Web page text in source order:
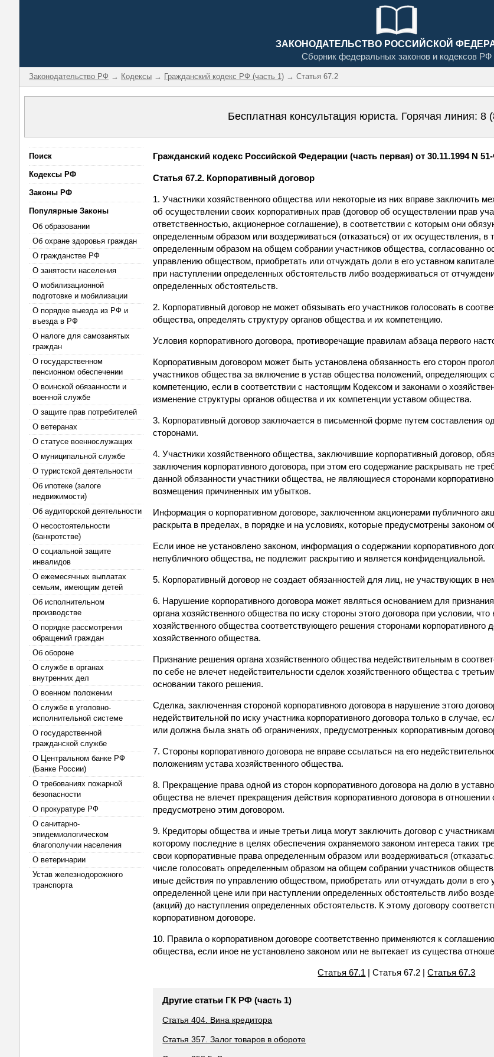
ЗАКОНОДАТЕЛЬСТВО РОССИЙСКОЙ
Сборник федеральных законов и кодексов РФ
Законодательство РФ → Кодексы → Гражданский кодекс РФ (часть 1) → Статья 67.2
Бесплатная консультация юриста. Горячая линия: 8
Поиск
Кодексы РФ
Законы РФ
Популярные Законы
Об образовании
Об охране здоровья граждан
О гражданстве РФ
О занятости населения
О мобилизационной
подготовке и мобилизации
О порядке выезда из РФ и
въезда в РФ
О налоге для самозанятых
граждан
О государственном
пенсионном обеспечении
О воинской обязанности и
военной службе
О защите прав потребителей
О ветеранах
О статусе военнослужащих
О муниципальной службе
О туристской деятельности
Об ипотеке (залоге
недвижимости)
Об аудиторской деятельности
О несостоятельности
(банкротстве)
О социальной защите
инвалидов
О ежемесячных выплатах
семьям, имеющим детей
Об исполнительном
производстве
О порядке рассмотрения
обращений граждан
Об обороне
О службе в органах
внутренних дел
О военном положении
О службе в уголовно-
исполнительной системе
О государственной
гражданской службе
О Центральном банке РФ
(Банке России)
О требованиях пожарной
безопасности
О прокуратуре РФ
О санитарно-
эпидемиологическом
благополучии населения
О ветеринарии
Устав железнодорожного
транспорта
Гражданский кодекс Российской Федерации (часть первая) от 30.11.1994 N
Статья 67.2. Корпоративный договор
1. Участники хозяйственного общества или некоторые из них вправе заключить
об осуществлении своих корпоративных прав (договор об осуществлении прав
ответственностью, акционерное соглашение), в соответствии с которым они
определенным образом или воздерживаться (отказаться) от их осуществления, в
определенным образом на общем собрании участников общества, согласованно
управлению обществом, приобретать или отчуждать доли в его уставном
при наступлении определенных обстоятельств либо воздерживаться от
определенных обстоятельств.
2. Корпоративный договор не может обязывать его участников голосовать в
общества, определять структуру органов общества и их компетенцию.
Условия корпоративного договора, противоречащие правилам абзаца первого
Корпоративным договором может быть установлена обязанность его сторон
участников общества за включение в устав общества положений, определяющих
компетенцию, если в соответствии с настоящим Кодексом и законами о
изменение структуры органов общества и их компетенции уставом общества.
3. Корпоративный договор заключается в письменной форме путем составления
сторонами.
4. Участники хозяйственного общества, заключившие корпоративный договор,
заключения корпоративного договора, при этом его содержание раскрывать не
данной обязанности участники общества, не являющиеся сторонами
возмещения причиненных им убытков.
Информация о корпоративном договоре, заключенном акционерами публичного
раскрыта в пределах, в порядке и на условиях, которые предусмотрены законом
Если иное не установлено законом, информация о содержании корпоративного
непубличного общества, не подлежит раскрытию и является конфиденциальной.
5. Корпоративный договор не создает обязанностей для лиц, не участвующих в
6. Нарушение корпоративного договора может являться основанием для
органа хозяйственного общества по иску стороны этого договора при условии,
хозяйственного общества соответствующего решения сторонами корпоративного
хозяйственного общества.
Признание решения органа хозяйственного общества недействительным в
по себе не влечет недействительности сделок хозяйственного общества с
основании такого решения.
Сделка, заключенная стороной корпоративного договора в нарушение этого
недействительной по иску участника корпоративного договора только в случае,
или должна была знать об ограничениях, предусмотренных корпоративным
7. Стороны корпоративного договора не вправе ссылаться на его
положениям устава хозяйственного общества.
8. Прекращение права одной из сторон корпоративного договора на долю в
общества не влечет прекращения действия корпоративного договора в
предусмотрено этим договором.
9. Кредиторы общества и иные третьи лица могут заключить договор с
которому последние в целях обеспечения охраняемого законом интереса таких
свои корпоративные права определенным образом или воздерживаться
числе голосовать определенным образом на общем собрании участников
иные действия по управлению обществом, приобретать или отчуждать доли в его
определенной цене или при наступлении определенных обстоятельств либо
(акций) до наступления определенных обстоятельств. К этому договору
корпоративном договоре.
10. Правила о корпоративном договоре соответственно применяются к
общества, если иное не установлено законом или не вытекает из существа
Статья 67.1 | Статья 67.2 |Статья 67.3
Другие статьи ГК РФ (часть 1)
Статья 404. Вина кредитора
Статья 357. Залог товаров в обороте